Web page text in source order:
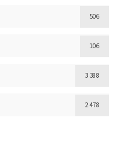
506
106
3 388
2 478